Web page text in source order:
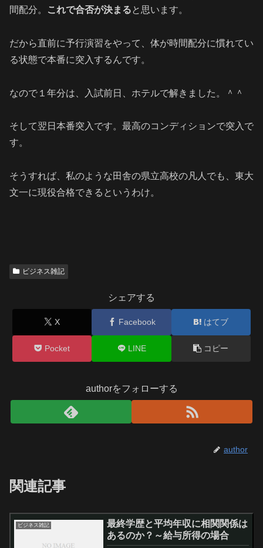
間配分。
これで合否が決まると思います。
だから直前に予行演習をやって、体が時間配分に慣れてい
る状態で本番に突入するんです。
なので１年分は、入試前日、ホテルで解きました。＾＾
そして翌日本番突入です。最高のコンディションで突入で
す。
そうすれば、私のような田舎の県立高校の凡人でも、東大
文一に現役合格できるというわけ。
ビジネス雑記
シェアする
X Facebook はてブ
Pocket LINE コピー
authorをフォローする
author
関連記事
ビジネス雑記
最終学歴と平均年収に相関関係は
あるのか？～給与所得の場合